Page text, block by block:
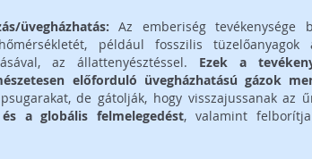
üvegházhatás: Az emberiség tevékenysége
például fosszilis tüzelőanyagok
az állattenyésztéssel. Ezek a
előforduló üvegházhatású gázok
de gátolják, hogy visszajussanak az
a globális felmelegedést, valamint